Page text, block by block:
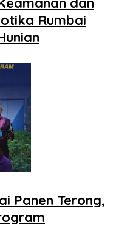
Rumbai
Panen Terong,